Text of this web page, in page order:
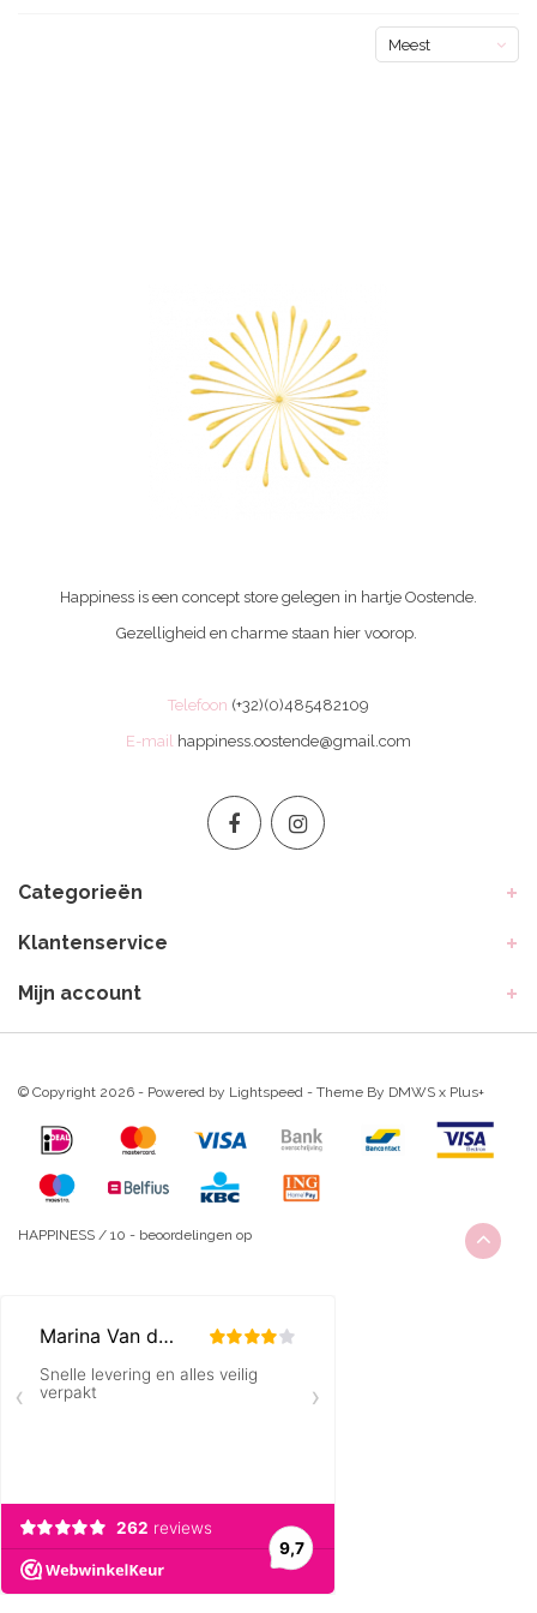
Meest
Happiness is een concept store gelegen in hartje Oostende.
Gezelligheid en charme staan hier voorop.
Telefoon (+32)(0)485482109
E-mail happiness.oostende@gmail.com
Categorieën
Klantenservice
Mijn account
© Copyright 2026 - Powered by Lightspeed - Theme By DMWS x Plus+
HAPPINESS / 10 - beoordelingen op